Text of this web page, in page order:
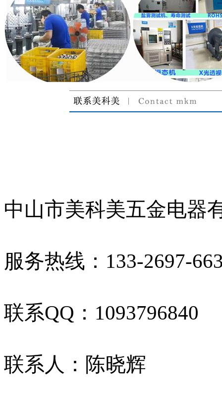
中山市美科美五金电器
服务热线：133-2697-
联系QQ：1093796840
联系人：陈晓辉